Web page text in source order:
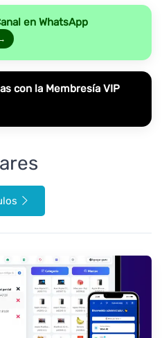
en WhatsApp
con la Membresía VIP